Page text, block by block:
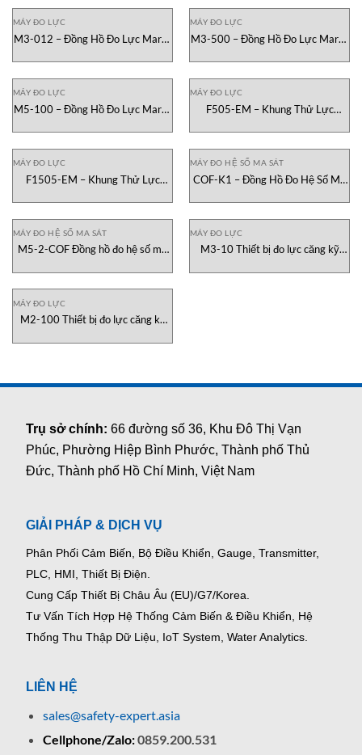
MÁY ĐO LỰC
M3-012 – Đồng Hồ Đo Lực Mark-
MÁY ĐO LỰC
M3-500 – Đồng Hồ Đo Lực Mark-
MÁY ĐO LỰC
M5-100 – Đồng Hồ Đo Lực Mark-
MÁY ĐO LỰC
F505-EM – Khung Thử Lực
MÁY ĐO LỰC
F1505-EM – Khung Thử Lực
MÁY ĐO HỆ SỐ MA SÁT
COF-K1 – Đồng Hồ Đo Hệ Số Ma
MÁY ĐO HỆ SỐ MA SÁT
M5-2-COF Đồng hồ đo hệ số ma
MÁY ĐO LỰC
M3-10 Thiết bị đo lực căng kỹ
MÁY ĐO LỰC
M2-100 Thiết bị đo lực căng kỹ
Trụ sở chính:66 đường số 36, Khu Đô Thị Vạn
Phúc, Phường Hiệp Bình Phước, Thành phố Thủ
Đức, Thành phố Hồ Chí Minh, Việt Nam
GIẢI PHÁP & DỊCH VỤ
Phân Phối Cảm Biến, Bộ Điều Khiển, Gauge, Transmitter,
PLC, HMI, Thiết Bị Điện.
Cung Cấp Thiết Bị Châu Âu (EU)/G7/Korea.
Tư Vấn Tích Hợp Hệ Thống Cảm Biến & Điều Khiển, Hệ
Thống Thu Thập Dữ Liệu, IoT System, Water Analytics.
LIÊN HỆ
sales@safety-expert.asia
Cellphone/Zalo:0859.200.531